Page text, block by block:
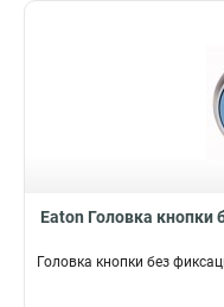
Eaton Головка кнопки
Головка кнопки без